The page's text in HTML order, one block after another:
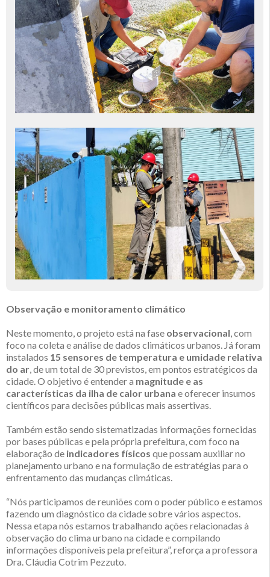
Observação e monitoramento climático
Neste momento, o projeto está na fase observacional, com
foco na coleta e análise de dados climáticos urbanos. Já foram
instalados 15 sensores de temperatura e umidade relativa
do ar, de um total de 30 previstos, em pontos estratégicos da
cidade. O objetivo é entender a magnitude e as
características da ilha de calor urbana e oferecer insumos
científicos para decisões públicas mais assertivas.
Também estão sendo sistematizadas informações fornecidas
por bases públicas e pela própria prefeitura, com foco na
elaboração de indicadores físicos que possam auxiliar no
planejamento urbano e na formulação de estratégias para o
enfrentamento das mudanças climáticas.
“Nós participamos de reuniões com o poder público e estamos
fazendo um diagnóstico da cidade sobre vários aspectos.
Nessa etapa nós estamos trabalhando ações relacionadas à
observação do clima urbano na cidade e compilando
informações disponíveis pela prefeitura”, reforça a professora
Dra. Cláudia Cotrim Pezzuto.